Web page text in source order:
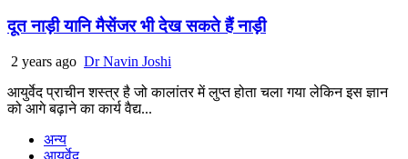
दूत नाड़ी यानि मैसेंजर भी देख सकते हैं नाड़ी
2 years ago Dr Navin Joshi
आयुर्वेद प्राचीन शस्त्र है जो कालांतर में लुप्त होता चला गया लेकिन इस ज्ञान
को आगे बढ़ाने का कार्य वैद्य...
अन्य
आयुर्वेद